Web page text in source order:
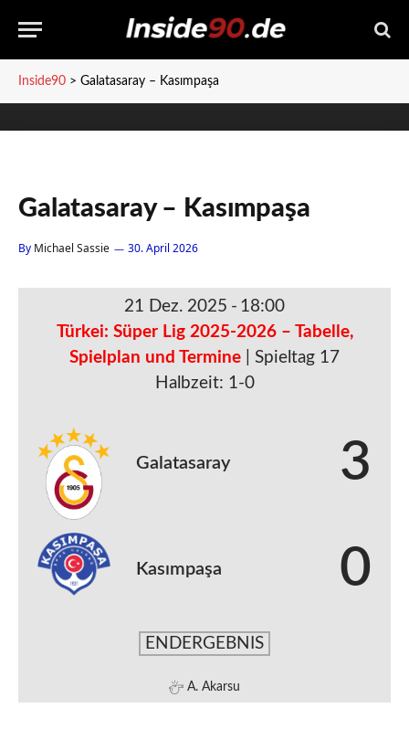
Inside90 > Galatasaray – Kasımpaşa
Galatasaray – Kasımpaşa
By Michael Sassie 30. April 2026
21 Dez. 2025 - 18:00
Türkei: Süper Lig 2025-2026 – Tabelle,
Spielplan und Termine
| Spieltag 17
Halbzeit: 1-0
Galatasaray 3
Kasımpaşa 0
ENDERGEBNIS
A. Akarsu